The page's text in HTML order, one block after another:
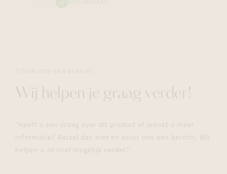
Wij helpen je graag verder!
"Heeft u een vraag over dit product of wenst u meer
informatie? Aarzel dan niet en stuur ons een bericht. Wij
helpen u zo snel mogelijk verder."